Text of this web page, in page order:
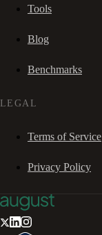
Tools
Blog
Benchmarks
LEGAL
Terms of Service
Privacy Policy